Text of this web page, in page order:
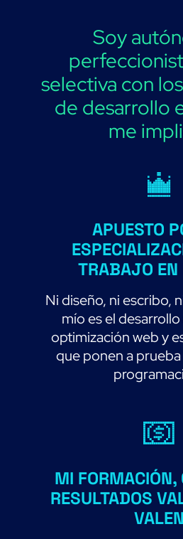
Soy
selectiva con
de desarrollo
me
APUESTO
TRABAJO EN
Ni diseño, ni escribo,
mío es el
optimización web y
que ponen a
MI FORMACIÓN,
RESULTADOS
VALEN